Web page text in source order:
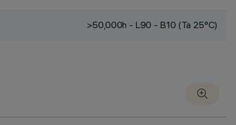
>50,000h - L90 - B10 (Ta 25°C)